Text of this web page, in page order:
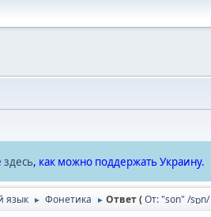
здесь, как можно поддержать Украину.
язык ► Фонетика ► Ответ (От: "son" /sɒn/